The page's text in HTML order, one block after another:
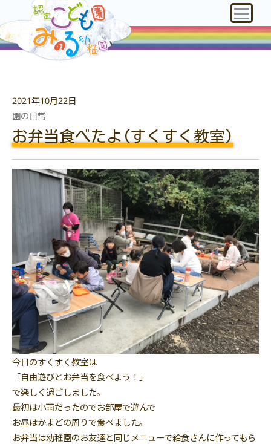
2021年10月22日
園の日常
お弁当食べたよ(すくすく教室)
今日のすくすく教室は
「自由遊びとお弁当を食べよう！」
で楽しく過ごしました。
最初は小雨だったのでお部屋で遊んで
お昼はかまどの周りで食べました。
お弁当は幼稚園のお友達と同じメニューで給食さんに作ってもら